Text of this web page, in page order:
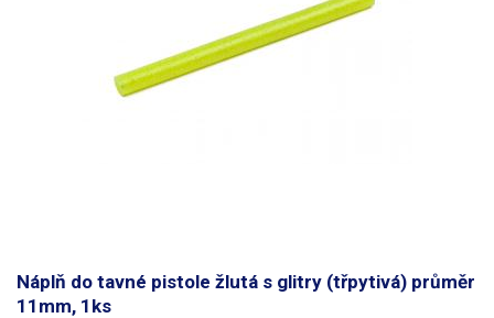
Náplň do tavné pistole žlutá s glitry (třpytivá) průměr
11mm, 1ks